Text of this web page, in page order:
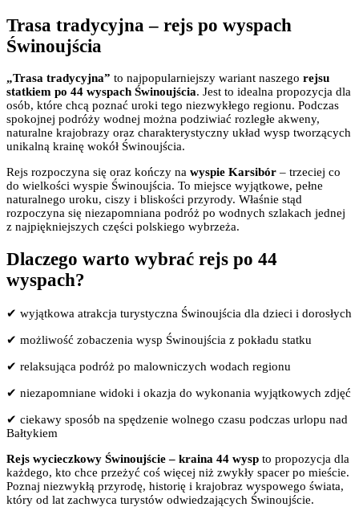
Trasa tradycyjna – rejs po wyspach
Świnoujścia
„Trasa tradycyjna” to najpopularniejszy wariant naszego rejsu
statkiem po 44 wyspach Świnoujścia. Jest to idealna propozycja dla
osób, które chcą poznać uroki tego niezwykłego regionu. Podczas
spokojnej podróży wodnej można podziwiać rozległe akweny,
naturalne krajobrazy oraz charakterystyczny układ wysp tworzących
unikalną krainę wokół Świnoujścia.
Rejs rozpoczyna się oraz kończy na wyspie Karsibór – trzeciej co
do wielkości wyspie Świnoujścia. To miejsce wyjątkowe, pełne
naturalnego uroku, ciszy i bliskości przyrody. Właśnie stąd
rozpoczyna się niezapomniana podróż po wodnych szlakach jednej
z najpiękniejszych części polskiego wybrzeża.
Dlaczego warto wybrać rejs po 44
wyspach?
✔ wyjątkowa atrakcja turystyczna Świnoujścia dla dzieci i dorosłych
✔ możliwość zobaczenia wysp Świnoujścia z pokładu statku
✔ relaksująca podróż po malowniczych wodach regionu
✔ niezapomniane widoki i okazja do wykonania wyjątkowych zdjęć
✔ ciekawy sposób na spędzenie wolnego czasu podczas urlopu nad
Bałtykiem
Rejs wycieczkowy Świnoujście – kraina 44 wysp to propozycja dla
każdego, kto chce przeżyć coś więcej niż zwykły spacer po mieście.
Poznaj niezwykłą przyrodę, historię i krajobraz wyspowego świata,
który od lat zachwyca turystów odwiedzających Świnoujście.